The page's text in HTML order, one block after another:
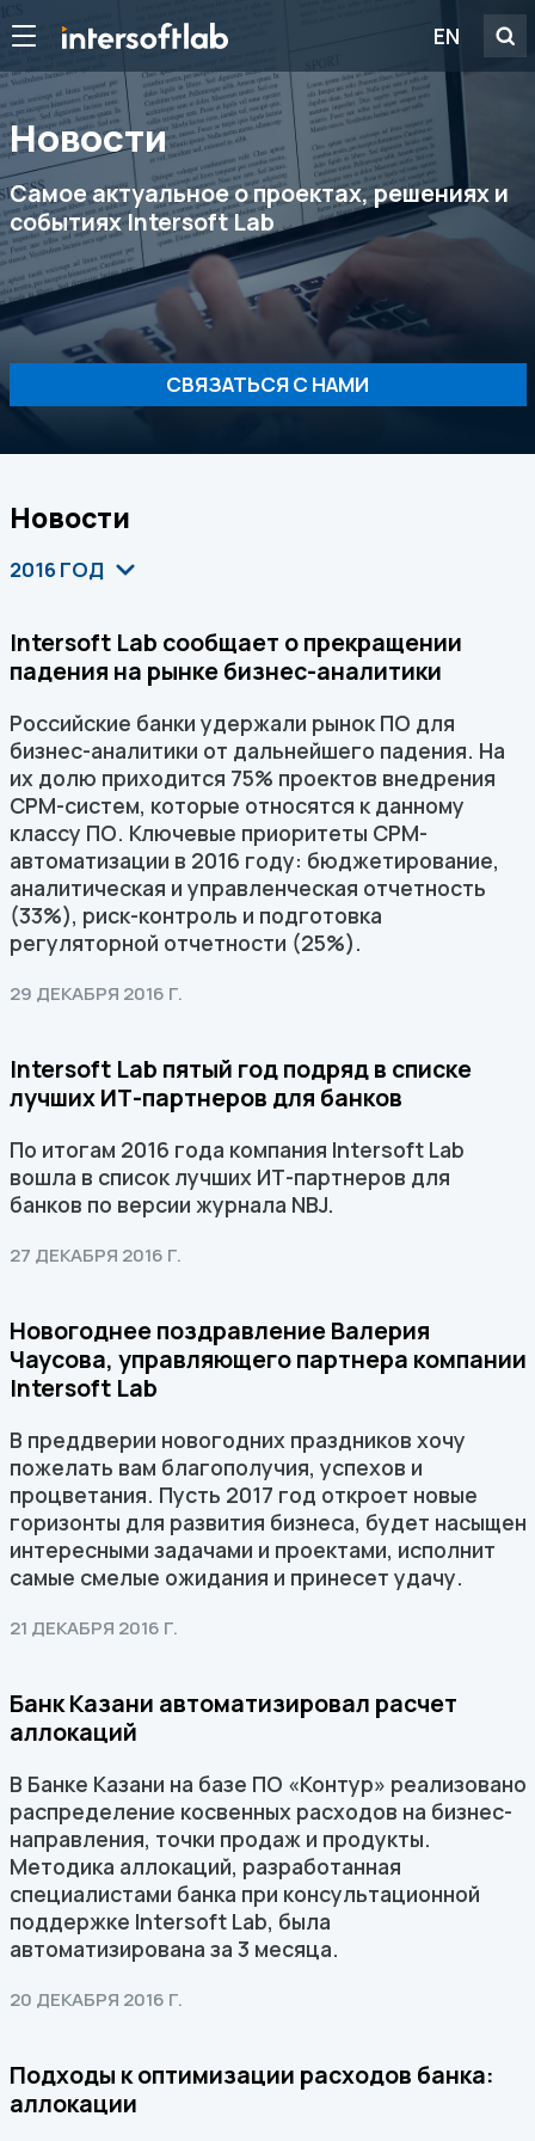
EN
Новости
Самое актуальное о проектах, решениях и
событиях Intersoft Lab
СВЯЗАТЬСЯ С НАМИ
Новости
2016 ГОД
Intersoft Lab сообщает о прекращении
падения на рынке бизнес-аналитики
Российские банки удержали рынок ПО для
бизнес-аналитики от дальнейшего падения. На
их долю приходится 75% проектов внедрения
CPM-систем, которые относятся к данному
классу ПО. Ключевые приоритеты CPM-
автоматизации в 2016 году: бюджетирование,
аналитическая и управленческая отчетность
(33%), риск-контроль и подготовка
регуляторной отчетности (25%).
29 ДЕКАБРЯ 2016 Г.
Intersoft Lab пятый год подряд в списке
лучших ИТ-партнеров для банков
По итогам 2016 года компания Intersoft Lab
вошла в список лучших ИТ-партнеров для
банков по версии журнала NBJ.
27 ДЕКАБРЯ 2016 Г.
Новогоднее поздравление Валерия
Чаусова, управляющего партнера компании
Intersoft Lab
В преддверии новогодних праздников хочу
пожелать вам благополучия, успехов и
процветания. Пусть 2017 год откроет новые
горизонты для развития бизнеса, будет насыщен
интересными задачами и проектами, исполнит
самые смелые ожидания и принесет удачу.
21 ДЕКАБРЯ 2016 Г.
Банк Казани автоматизировал расчет
аллокаций
В Банке Казани на базе ПО «Контур» реализовано
распределение косвенных расходов на бизнес-
направления, точки продаж и продукты.
Методика аллокаций, разработанная
специалистами банка при консультационной
поддержке Intersoft Lab, была
автоматизирована за 3 месяца.
20 ДЕКАБРЯ 2016 Г.
Подходы к оптимизации расходов банка:
аллокации